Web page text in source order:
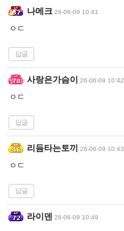
나메크 26-06-09 10:41
ㅇㄷ
답글
사랑은가슴이 26-06-09 10:42
ㅇㄷ
답글
리듬타는토끼 26-06-09 10:43
ㅇㄷ
답글
라이덴 26-06-09 10:49